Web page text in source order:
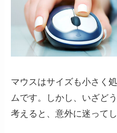
マウスはサイズも小さく
ムです。しかし、いざど
考えると、意外に迷ってし